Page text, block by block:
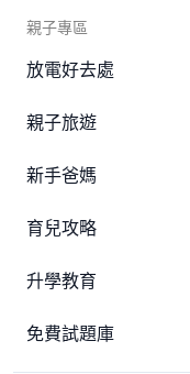
親子專區
放電好去處
親子旅遊
新手爸媽
育兒攻略
升學教育
免費試題庫